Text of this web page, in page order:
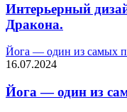
Интерьерный
Дракона.
Йога — один из самых
16.07.2024
Йога — один из